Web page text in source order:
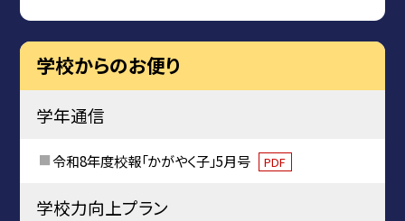
学校からのお便り
学年通信
令和8年度校報「かがやく子」5月号 PDF
学校力向上プラン